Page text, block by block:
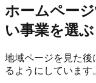
ホームペー
い事業を選ぶ
地域ページを見た後
るようにしています